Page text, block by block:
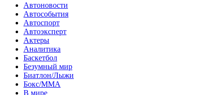
Автоновости
Автособытия
Автоспорт
Автоэксперт
Актеры
Аналитика
Баскетбол
Безумный мир
Биатлон/Лыжи
Бокс/MMA
В мире